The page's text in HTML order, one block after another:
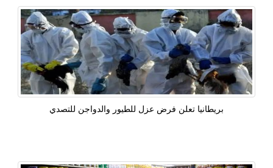
بريطانيا تعلن فرض عزل للطيور والدواجن للتصدي